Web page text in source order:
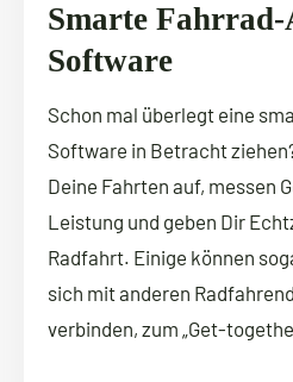
Smarte
Software
Schon mal überlegt eine
Software in Betracht
Deine Fahrten auf, messen
Leistung und geben Dir
Radfahrt. Einige können
sich mit anderen
verbinden, zum „Get-